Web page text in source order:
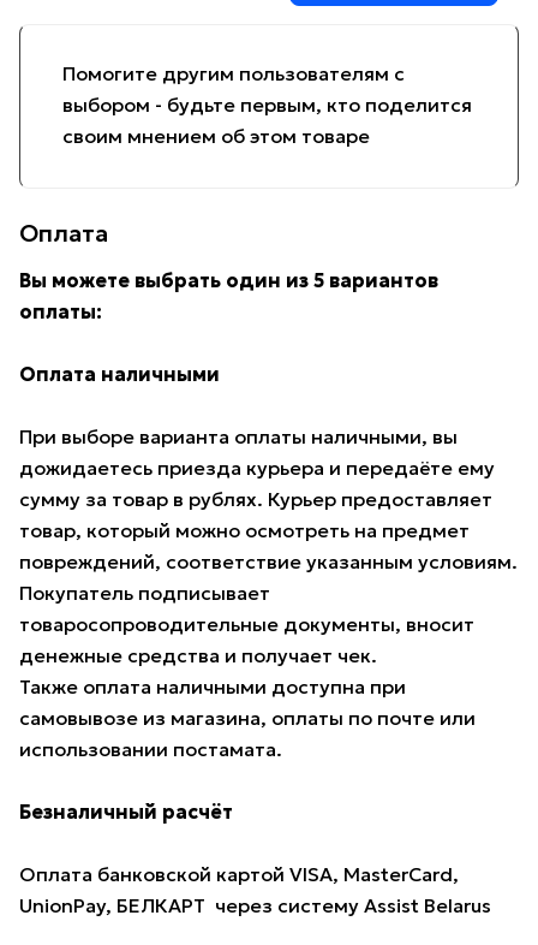
Помогите другим пользователям с
выбором - будьте первым, кто поделится
своим мнением об этом товаре
Оплата
Вы можете выбрать один из 5 вариантов
оплаты:
Оплата наличными
При выборе варианта оплаты наличными, вы
дожидаетесь приезда курьера и передаёте ему
сумму за товар в рублях. Курьер предоставляет
товар, который можно осмотреть на предмет
повреждений, соответствие указанным условиям.
Покупатель подписывает
товаросопроводительные документы, вносит
денежные средства и получает чек.
Также оплата наличными доступна при
самовывозе из магазина, оплаты по почте или
использовании постамата.
Безналичный расчёт
Оплата банковской картой VISA, MasterCard,
UnionPay, БЕЛКАРТ через систему Assist Belarus